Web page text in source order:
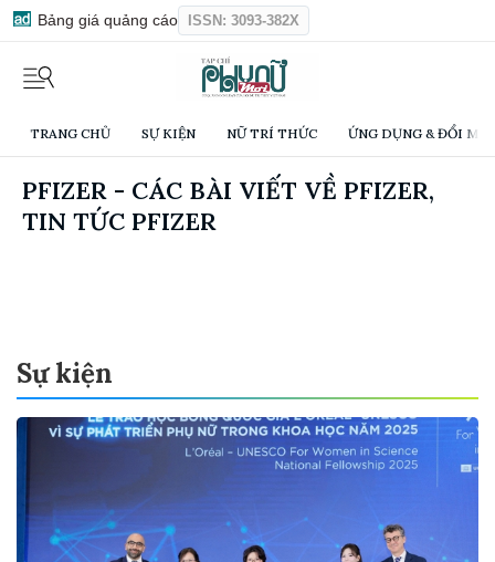
Bảng giá quảng cáo ISSN: 3093-382X
TRANG CHỦ SỰ KIỆN NỮ TRÍ THỨC ỨNG DỤNG & ĐỔI
PFIZER - CÁC BÀI VIẾT VỀ PFIZER,
TIN TỨC PFIZER
Sự kiện